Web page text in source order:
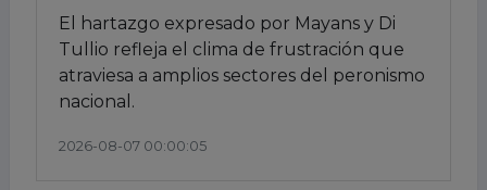
El hartazgo expresado por Mayans y Di
Tullio refleja el clima de frustración que
atraviesa a amplios sectores del peronismo
nacional.
2026-08-07 00:00:05